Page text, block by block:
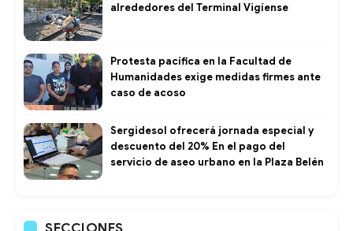
alrededores del Terminal Vigíense
Protesta pacífica en la Facultad de
Humanidades exige medidas firmes ante
caso de acoso
Sergidesol ofrecerá jornada especial y
descuento del 20% En el pago del
servicio de aseo urbano en la Plaza Belén